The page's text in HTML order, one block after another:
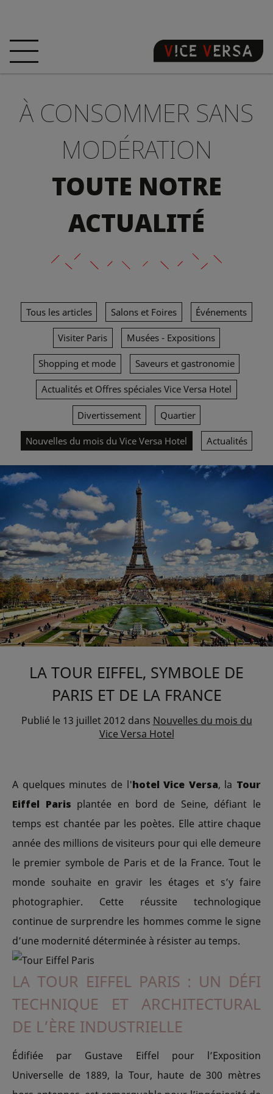
ACCUEIL CHAMBRES
OFFRES LOCALISATION
GARANTISSEZ
VOTRE PÉCHÉ
ACTUALITÉS PHOTOS
À CONSOMMER SANS
MODÉRATION
TOUTE NOTRE
ACTUALITÉ
Tous les articles Salons et Foires Événements
Visiter Paris Musées - Expositions
Shopping et mode Saveurs et gastronomie
Actualités et Offres spéciales Vice Versa Hotel
Divertissement Quartier
Nouvelles du mois du Vice Versa Hotel Actualités
LA TOUR EIFFEL, SYMBOLE DE
PARIS ET DE LA FRANCE
Publié le 13 juillet 2012 dans Nouvelles du mois du
Vice Versa Hotel
A quelques minutes de l'hotel Vice Versa, la Tour
Eiffel Paris plantée en bord de Seine, défiant le
temps est chantée par les poètes. Elle attire chaque
année des millions de visiteurs pour qui elle demeure
le premier symbole de Paris et de la France. Tout le
monde souhaite en gravir les étages et s’y faire
photographier. Cette réussite technologique
continue de surprendre les hommes comme le signe
d’une modernité déterminée à résister au temps.
LA TOUR EIFFEL PARIS : UN DÉFI
TECHNIQUE ET ARCHITECTURAL
DE L’ÈRE INDUSTRIELLE
Édifiée par Gustave Eiffel pour l’Exposition
Universelle de 1889, la Tour, haute de 300 mètres